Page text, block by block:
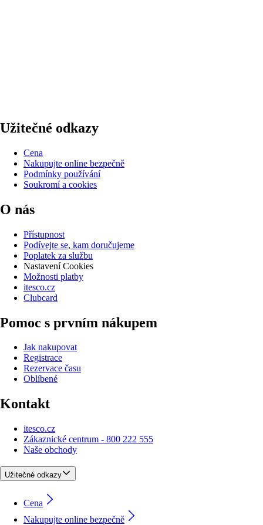
Užitečné odkazy
Cena
Nakupujte online bezpečně
Podmínky používání
Soukromí a cookies
O nás
Přístupnost
Podívejte se, kam doručujeme
Poplatek za službu
Nastavení Cookies
Možnosti platby
itesco.cz
Clubcard
Pomoc s prvním nákupem
Jak nakupovat
Registrace
Rezervace času
Oblíbené
Kontakt
itesco.cz
Zákaznické centrum - 800 222 555
Naše obchody
Užitečné odkazy
Cena
Nakupujte online bezpečně